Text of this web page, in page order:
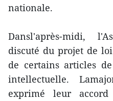
nationale.
Dansl'après-midi,
discuté du projet de
de certains articles
intellectuelle.
exprimé leur